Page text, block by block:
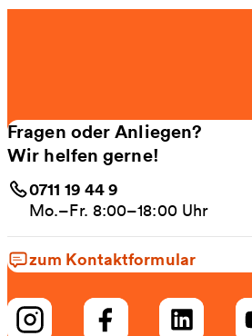
Fragen oder Anliegen?
Wir helfen gerne!
0711 19 44 9
Mo.–Fr. 8:00–18:00 Uhr
zum Kontaktformular